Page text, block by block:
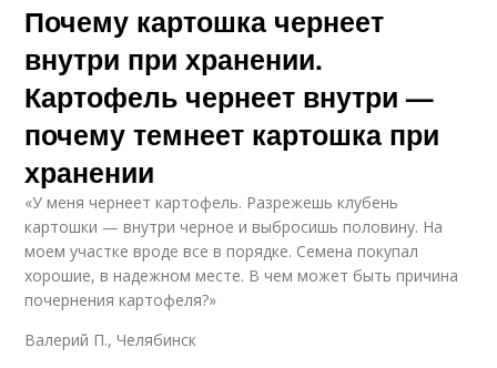
Почему картошка чернеет
внутри при хранении.
Картофель чернеет внутри —
почему темнеет картошка при
хранении
«У меня чернеет картофель. Разрежешь клубень
картошки — внутри черное и выбросишь половину. На
моем участке вроде все в порядке. Семена покупал
хорошие, в надежном месте. В чем может быть причина
почернения картофеля?»
Валерий П., Челябинск